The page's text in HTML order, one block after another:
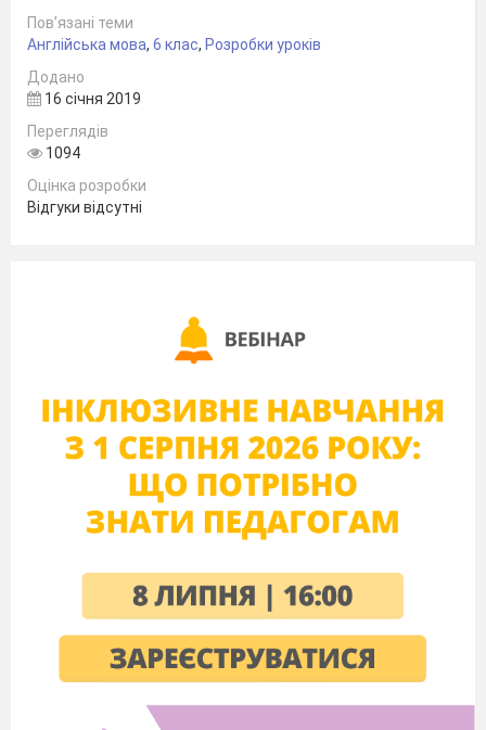
інформацію;
розвивати пам'ять, увагу, уяву при описі
виховуючий аспект:
смак до корисної і здорової їжі;
розвивати культуру діалогу і поважати
підготовка до активної учбово-
пізнавальної діяльності;
вживання знань і способів дій;
контроль міри засвоєння;
підведення підсумків уроку на основі
Компетенції:
інформаційна,
загальнокультурна,
комунікативна,
о-культурна.
Пов’язані теми
Англійська мова, 6 клас, Розробки уроків
Додано
16 січня 2019
Переглядів
1094
Оцінка розробки
Відгуки відсутні